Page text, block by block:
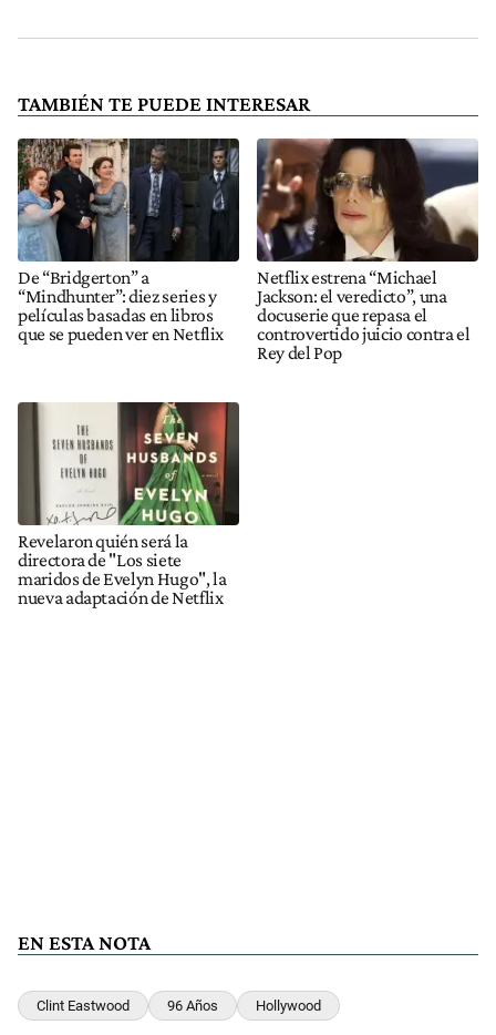
TAMBIÉN TE PUEDE INTERESAR
De “Bridgerton” a
“Mindhunter”: diez series y
películas basadas en libros
que se pueden ver en Netflix
Netflix estrena “Michael
Jackson: el veredicto”, una
docuserie que repasa el
controvertido juicio contra el
Rey del Pop
Revelaron quién será la
directora de "Los siete
maridos de Evelyn Hugo", la
nueva adaptación de Netflix
EN ESTA NOTA
Clint Eastwood 96 Años Hollywood